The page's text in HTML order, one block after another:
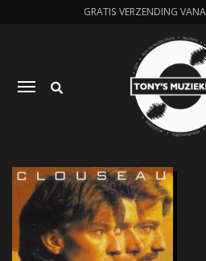
GRATIS VERZENDING
Toggle navigation